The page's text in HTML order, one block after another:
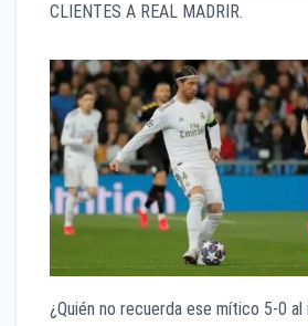
CLIENTES A REAL MADRIR.
¿Quién no recuerda ese mítico 5-0 al